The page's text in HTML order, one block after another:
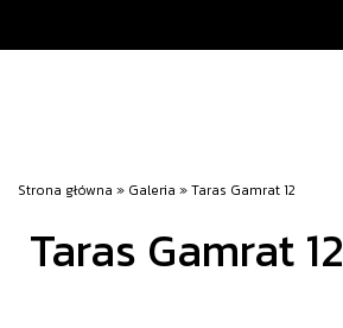
Strona główna » Galeria »Taras Gamrat 12
Taras Gamrat 12